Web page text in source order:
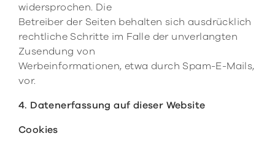
widersprochen. Die
Betreiber der Seiten behalten sich ausdrücklich
rechtliche Schritte im Falle der unverlangten
Zusendung von
Werbeinformationen, etwa durch Spam-E-Mails,
vor.
4. Datenerfassung auf dieser Website
Cookies